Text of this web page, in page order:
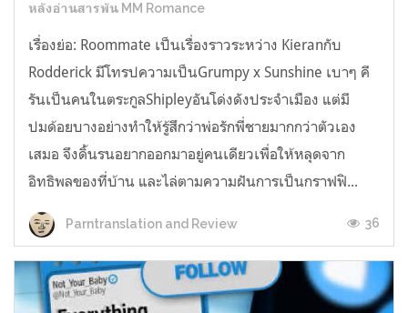
หลังอ่านสารพัน MM Romance
เรื่องย่อ: Roommate เป็นเรื่องราวระหว่าง Kieranกับ
Rodderick มีโทรปความเป็นGrumpy x Sunshine เบาๆ คี
รันเป็นคนในตระกูลShipleyอันโด่งดังประจำเมือง แต่มี
ปมด้อยบางอย่างทำให้รู้สึกว่าพ่อรักพี่ชายมากกว่าตัวเอง
เสมอ จึงดิ้นรนอยากออกมาอยู่คนเดียวเพื่อให้หลุดจาก
อิทธิพลของที่บ้าน และไล่ตามความฝันการเป็นกราฟฟิ...
Parntranslation and Review 36